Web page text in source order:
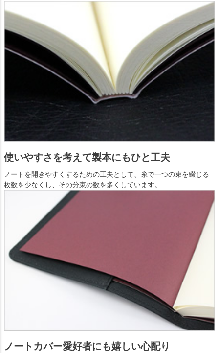
使いやすさを考えて製本にもひと工夫
ノートを開きやすくするための工夫として、糸で一つの束を綴じる
枚数を少なくし、その分束の数を多くしています。
ノートカバー愛好者にも嬉しい心配り